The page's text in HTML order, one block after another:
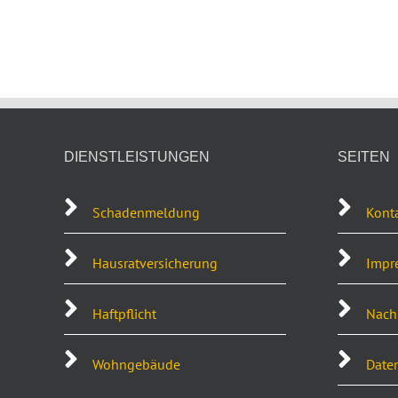
DIENSTLEISTUNGEN
Schadenmeldung
Hausratversicherung
Haftpflicht
Wohngebäude
SEITEN